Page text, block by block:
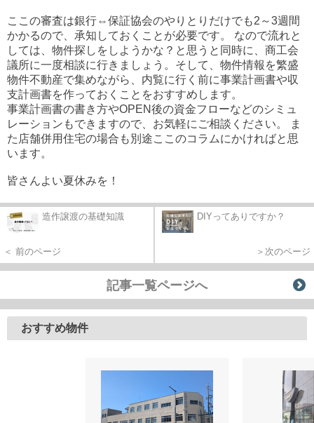
ここの審査は銀行⇔保証協会のやりとりだけでも2～3週間
かかるので、承知しておくことが必要です。 なので流れと
しては、物件探しをしようかな？と思うと同時に、商工会
議所に一度相談に行きましょう。そして、物件情報を繁盛
物件不動産で集めながら、内覧に行く前に事業計画書や収
支計画書を作っておくことをおすすめします。
事業計画書の書き方やOPEN後の資金フローなどのシミュ
レーションもできますので、お気軽にご相談ください。 ま
た店舗併用住宅の場合も別途ここのコラムにかければと思
います。
皆さんよい夏休みを！
造作譲渡の基礎知識
＜ 前のページ
DIYってありですか？
＞次のページ
記事一覧ページへ
おすすめ物件